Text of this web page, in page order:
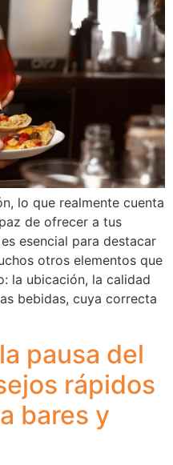
lo que realmente cuenta
de ofrecer a tus
esencial para destacar
otros elementos que
la ubicación, la calidad
bebidas, cuya correcta
pausa del
rápidos
bares y